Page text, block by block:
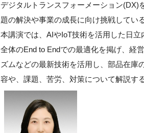
デジタルトランスフォーメーション(DX)
題の解決や事業の成長に向け挑戦している
本講演では、AIやIoT技術を活用した日
全体のEnd to Endでの最適化を掲げ、経
ズムなどの最新技術を活用し、部品在庫
容や、課題、苦労、対策について解説する